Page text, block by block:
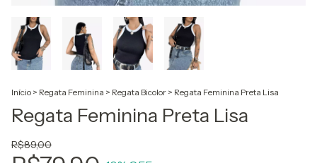
Início > Regata Feminina > Regata Bicolor > Regata Feminina Preta Lisa
Regata Feminina Preta Lisa
R$89,00